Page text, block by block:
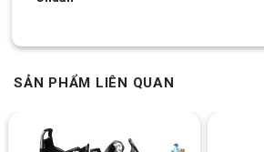
SẢN PHẨM LIÊN QUAN